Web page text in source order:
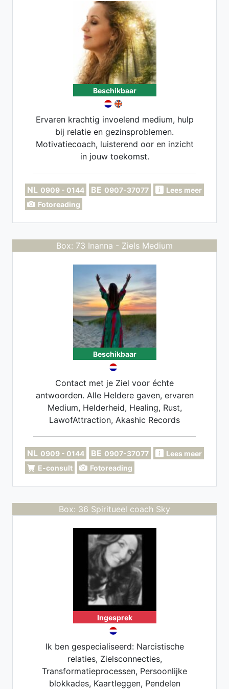
Beschikbaar
Ervaren krachtig invoelend medium, hulp
bij relatie en gezinsproblemen.
Motivatiecoach, luisterend oor en inzicht
in jouw toekomst.
NL 0909 - 0144 BE 0907-37077
Lees meer
Fotoreading
Box: 73 Inanna - Ziels Medium
Beschikbaar
Contact met je Ziel voor échte
antwoorden. Alle Heldere gaven, ervaren
Medium, Helderheid, Healing, Rust,
LawofAttraction, Akashic Records
Verandering.
NL 0909 - 0144 BE 0907-37077
Lees meer
E-consult
Fotoreading
Box: 36 Spiritueel coach Sky
Ingesprek
Ik ben gespecialiseerd: Narcistische
relaties, Zielsconnecties,
Transformatieprocessen, Persoonlijke
blokkades, Kaartleggen, Pendelen